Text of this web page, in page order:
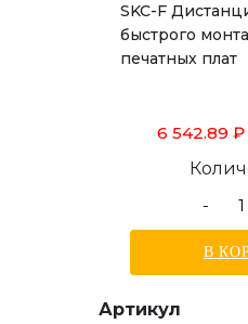
SKC-F
быстрого
печатных плат
6 542.89 ₽
-
В
Артикул